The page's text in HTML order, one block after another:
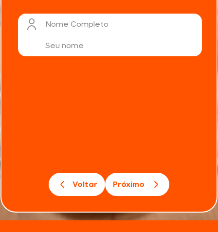
Nome Completo
Voltar Próximo